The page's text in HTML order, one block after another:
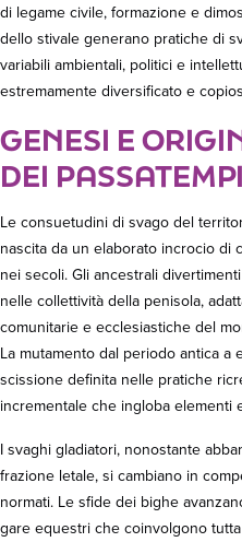
di legame civile, formazione e
dello stivale generano pratiche di
variabili ambientali, politici e
estremamente diversificato e
GENESI E
DEI
Le consuetudini di svago del
nascita da un elaborato incrocio
nei secoli. Gli ancestrali
nelle collettività della penisola,
comunitarie e ecclesiastiche del
La mutamento dal periodo antica a
scissione definita nelle pratiche
incrementale che ingloba elementi
I svaghi gladiatori, nonostante
frazione letale, si cambiano in
normati. Le sfide dei bighe
gare equestri che coinvolgono